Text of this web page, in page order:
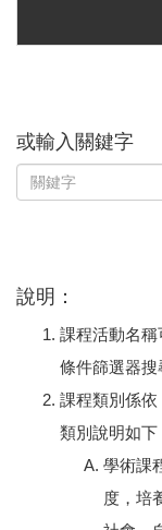
或輸入關鍵字
說明：
課程活動名
條件篩選器搜
課程類別係依
類別說明如下
學術課
度，培